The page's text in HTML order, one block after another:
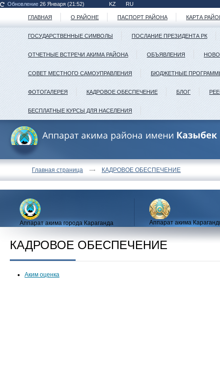
Обновление 26 Января (21:52) KZ RU
ГЛАВНАЯ О РАЙОНЕ ПАСПОРТ РАЙОНА КАРТА
ГОСУДАРСТВЕННЫЕ СИМВОЛЫ ПОСЛАНИЕ ПРЕЗИДЕНТА РК
ОТЧЕТНЫЕ ВСТРЕЧИ АКИМА РАЙОНА ОБЪЯВЛЕНИЯ
СОВЕТ МЕСТНОГО САМОУПРАВЛЕНИЯ БЮДЖЕТНЫЕ
ФОТОГАЛЕРЕЯ КАДРОВОЕ ОБЕСПЕЧЕНИЕ БЛОГ
БЕСПЛАТНЫЕ КУРСЫ ДЛЯ НАСЕЛЕНИЯ
Главная страница КАДРОВОЕ ОБЕСПЕЧЕНИЕ
Аппарат акима города Караганда Аппарат акима
КАДРОВОЕ ОБЕСПЕЧЕНИЕ
Аким оценка